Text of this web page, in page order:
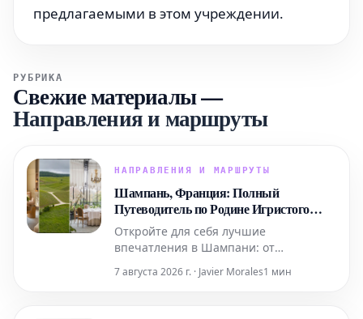
предлагаемыми в этом учреждении.
РУБРИКА
Свежие материалы—
Направления и маршруты
НАПРАВЛЕНИЯ И МАРШРУТЫ
Шампань, Франция: Полный
Путеводитель по Родине Игристого
Вина
Откройте для себя лучшие
впечатления в Шампани: от
ярких выступлений живого хип-хопа
7 августа 2026 г. · Javier Morales1 мин